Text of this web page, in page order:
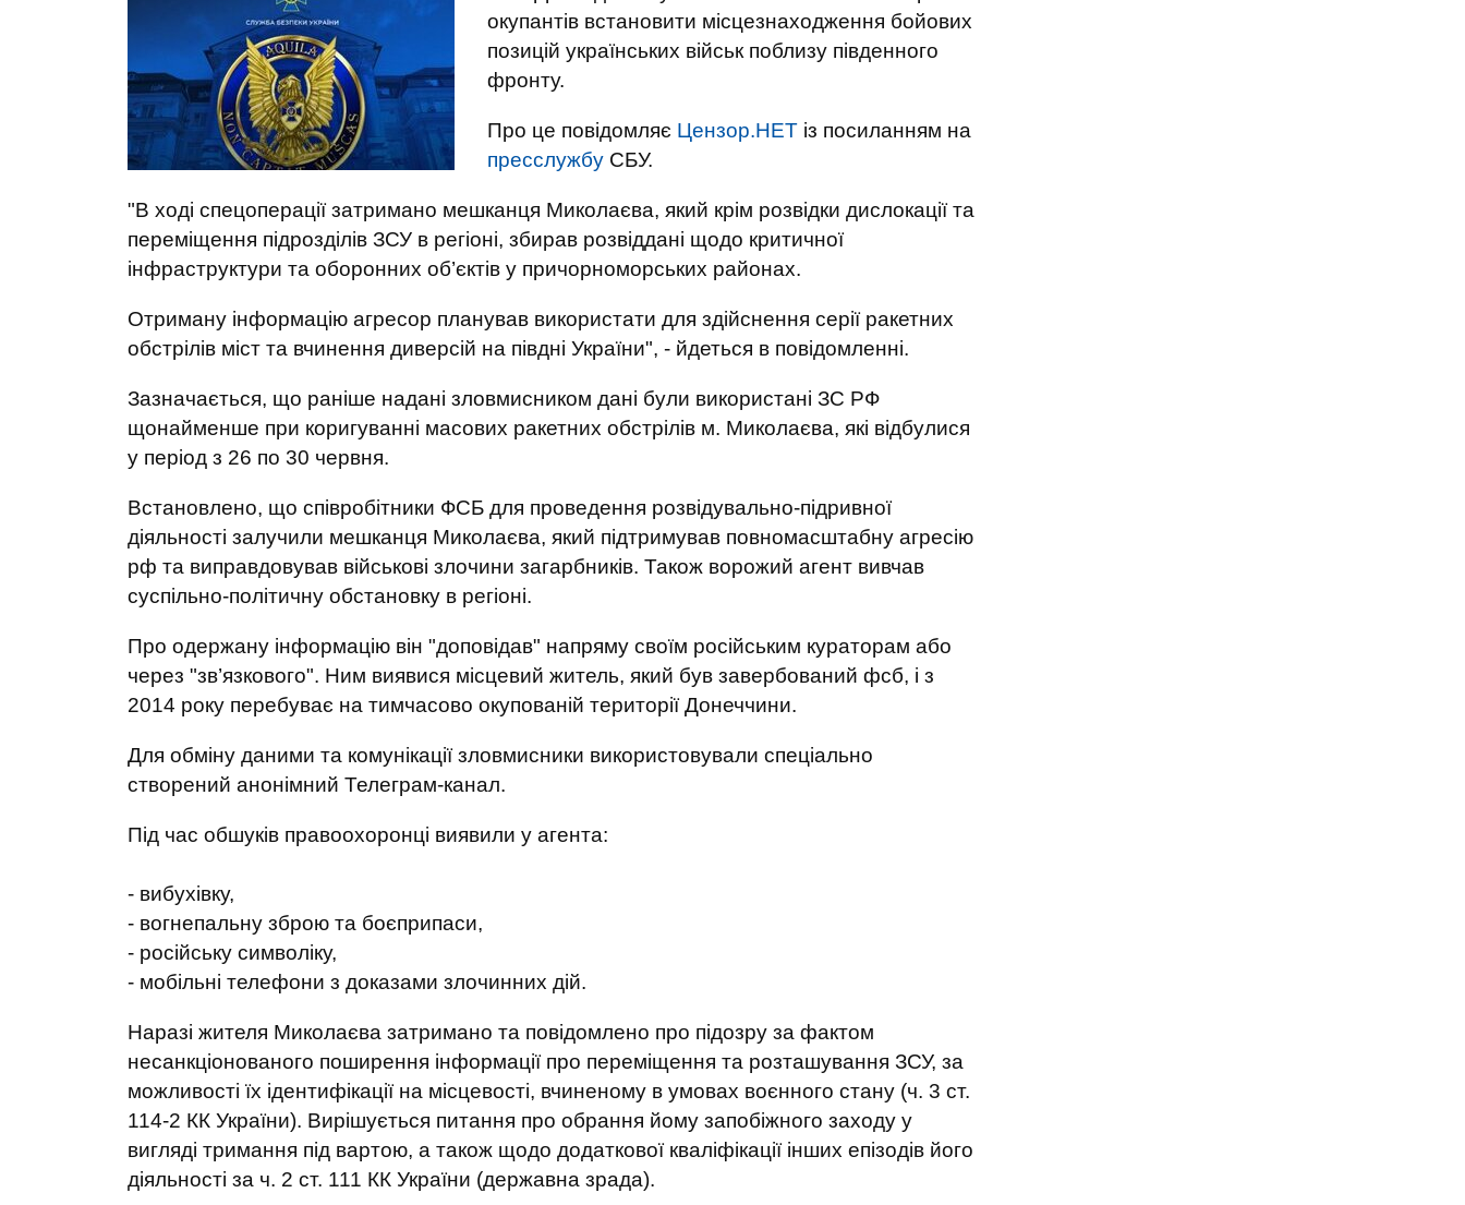
окупантів встановити місцезнаходження бойових
позицій українських військ поблизу південного
фронту.
Про це повідомляє Цензор.НЕТ із посиланням на
пресслужбу СБУ.
"В ході спецоперації затримано мешканця Миколаєва, який крім розвідки дислокації та
переміщення підрозділів ЗСУ в регіоні, збирав розвіддані щодо критичної
інфраструктури та оборонних об’єктів у причорноморських районах.
Отриману інформацію агресор планував використати для здійснення серії ракетних
обстрілів міст та вчинення диверсій на півдні України", - йдеться в повідомленні.
Зазначається, що раніше надані зловмисником дані були використані ЗС РФ
щонайменше при коригуванні масових ракетних обстрілів м. Миколаєва, які відбулися
у період з 26 по 30 червня.
Встановлено, що співробітники ФСБ для проведення розвідувально-підривної
діяльності залучили мешканця Миколаєва, який підтримував повномасштабну агресію
рф та виправдовував військові злочини загарбників. Також ворожий агент вивчав
суспільно-політичну обстановку в регіоні.
Про одержану інформацію він "доповідав" напряму своїм російським кураторам або
через "зв’язкового". Ним виявися місцевий житель, який був завербований фсб, і з
2014 року перебуває на тимчасово окупованій території Донеччини.
Для обміну даними та комунікації зловмисники використовували спеціально
створений анонімний Телеграм-канал.
Під час обшуків правоохоронці виявили у агента:
- вибухівку,
- вогнепальну зброю та боєприпаси,
- російську символіку,
- мобільні телефони з доказами злочинних дій.
Наразі жителя Миколаєва затримано та повідомлено про підозру за фактом
несанкціонованого поширення інформації про переміщення та розташування ЗСУ, за
можливості їх ідентифікації на місцевості, вчиненому в умовах воєнного стану (ч. 3 ст.
114-2 КК України). Вирішується питання про обрання йому запобіжного заходу у
вигляді тримання під вартою, а також щодо додаткової кваліфікації інших епізодів його
діяльності за ч. 2 ст. 111 КК України (державна зрада).